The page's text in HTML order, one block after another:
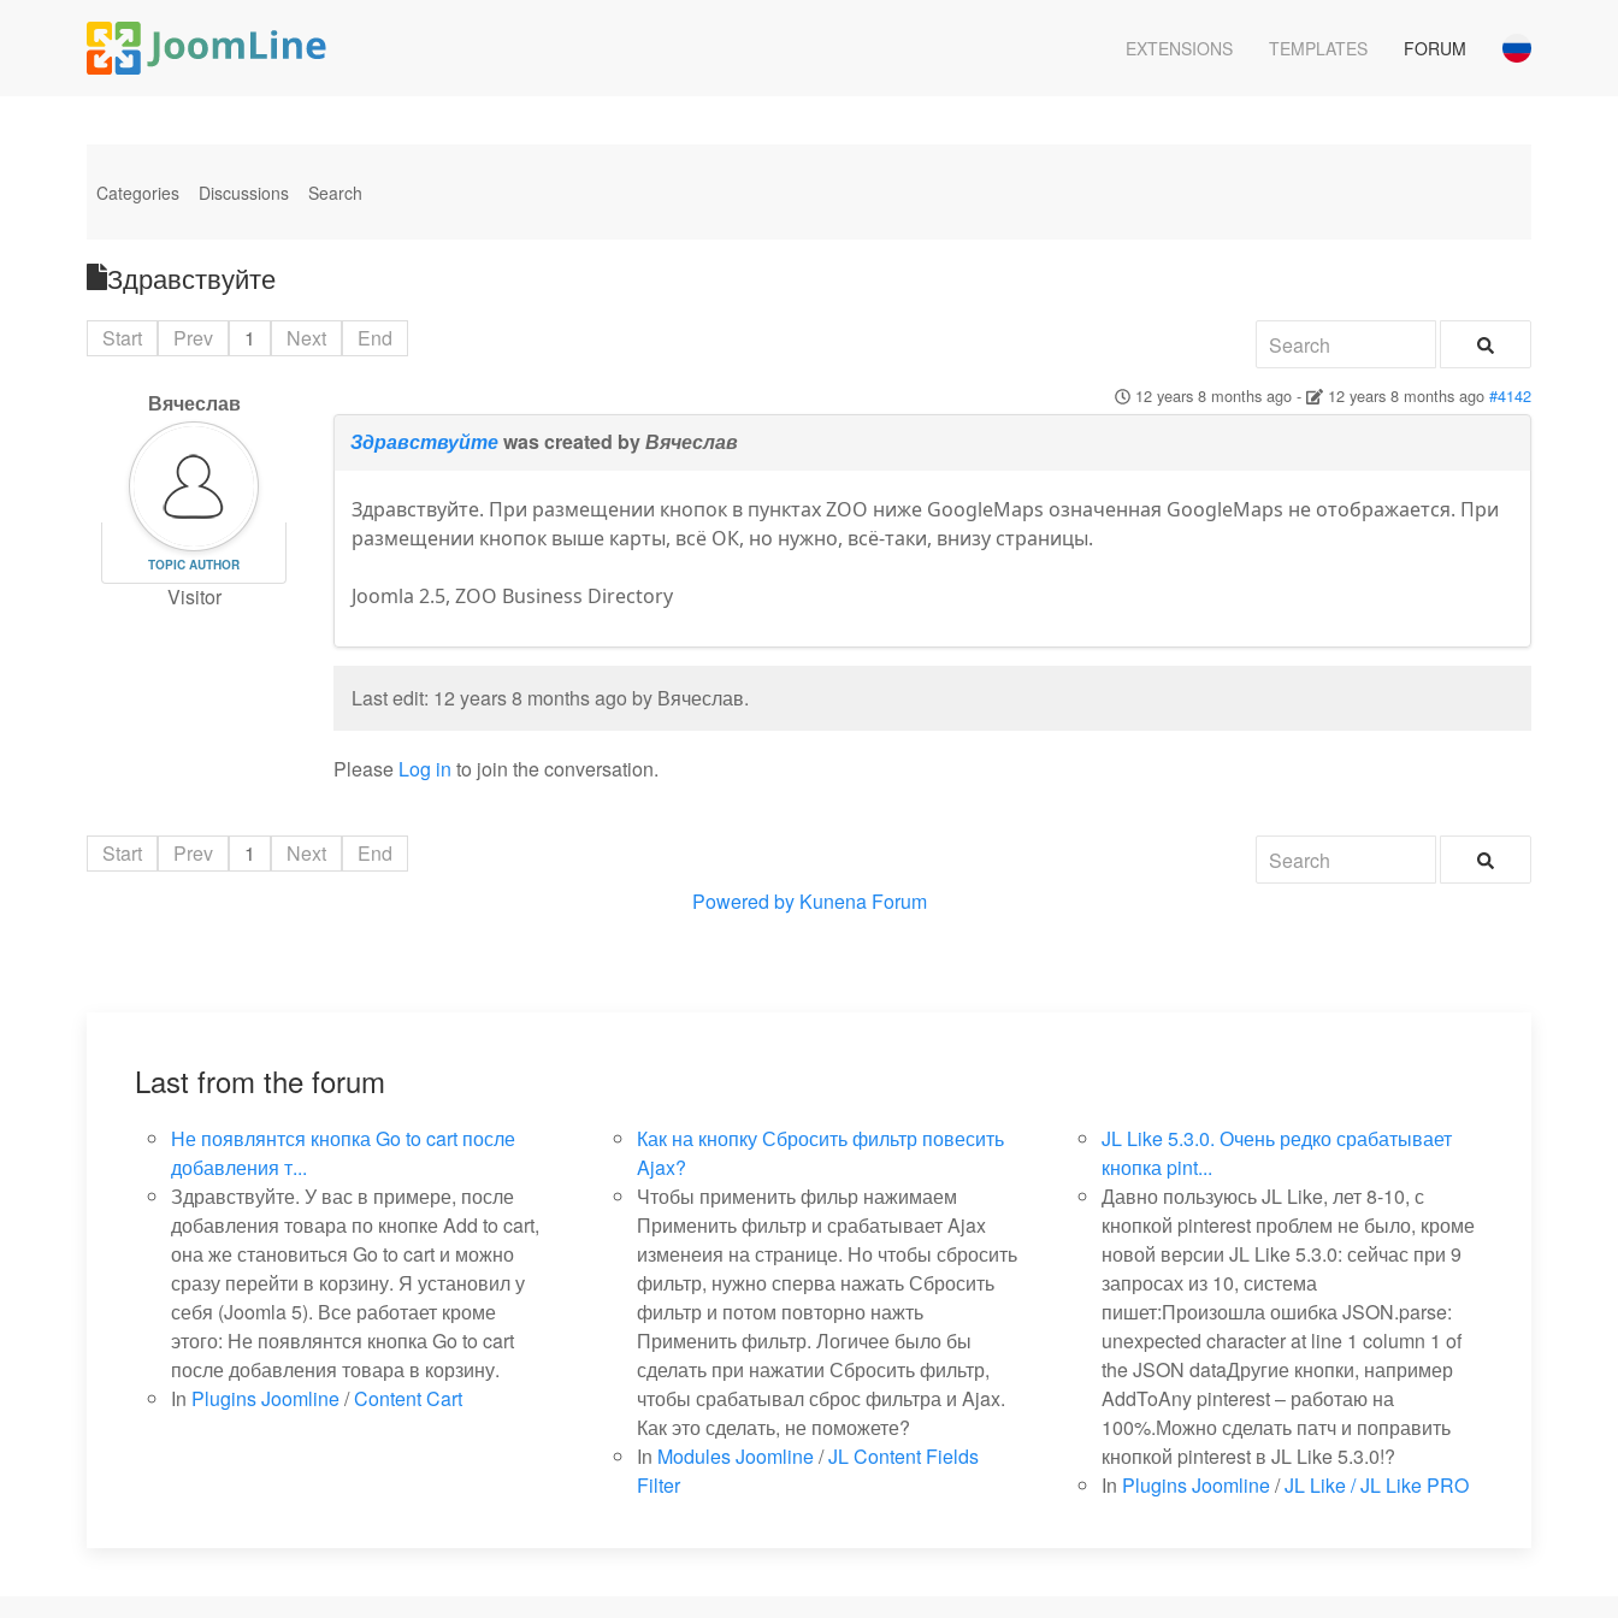
EXTENSIONS TEMPLATES FORUM
Categories Discussions Search
Здравствуйте
Start Prev 1 Next End
Вячеслав
TOPIC AUTHOR
Visitor
12 years 8 months ago- 12 years 8 months ago #4142
Здравствуйтеwas created byВячеслав
Здравствуйте. При размещении кнопок в пунктах ZOO ниже GoogleMaps означенная GoogleMaps не отображается. При
размещении кнопок выше карты, всё ОК, но нужно, всё-таки, внизу страницы.
Joomla 2.5, ZOO Business Directory
Last edit: 12 years 8 months ago by Вячеслав.
Please Log in to join the conversation.
Start Prev 1 Next
End
Powered by Kunena Forum
Last from the forum
Не появлянтся кнопка Go to cart после
добавления т...
Здравствуйте. У вас в примере, после
добавления товара по кнопке Add to cart,
она же становиться Go to cart и можно
сразу перейти в корзину. Я установил у
себя (Joomla 5). Все работает кроме
этого: Не появлянтся кнопка Go to cart
после добавления товара в корзину.
In Plugins Joomline/Content Cart
Как на кнопку Сбросить фильтр повесить
Ajax?
Чтобы применить фильр нажимаем
Применить фильтр и срабатывает Ajax
изменеия на странице. Но чтобы сбросить
фильтр, нужно сперва нажать Сбросить
фильтр и потом повторно нажть
Применить фильтр. Логичее было бы
сделать при нажатии Сбросить фильтр,
чтобы срабатывал сброс фильтра и Ajax.
Как это сделать, не поможете?
In Modules Joomline/JL Content Fields
Filter
JL Like 5.3.0. Очень редко срабатывает
кнопка pint...
Давно пользуюсь JL Like, лет 8-10, с
кнопкой pinterest проблем не было, кроме
новой версии JL Like 5.3.0: сейчас при 9
запросах из 10, система
пишет:Произошла ошибка JSON.parse:
unexpected character at line 1 column 1 of
the JSON dataДругие кнопки, например
AddToAny pinterest – работаю на
100%.Можно сделать патч и поправить
кнопкой pinterest в JL Like 5.3.0!?
In Plugins Joomline/JL Like / JL Like PRO